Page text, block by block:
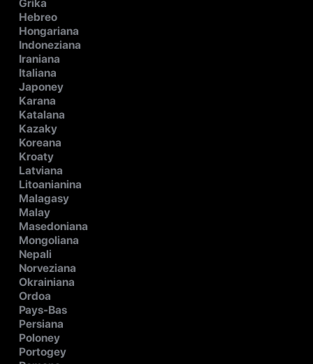
Grika
Hebreo
Hongariana
Indoneziana
Iraniana
Italiana
Japoney
Karana
Katalana
Kazaky
Koreana
Kroaty
Latviana
Litoanianina
Malagasy
Malay
Masedoniana
Mongoliana
Nepali
Norveziana
Okrainiana
Ordoa
Pays-Bas
Persiana
Poloney
Portogey